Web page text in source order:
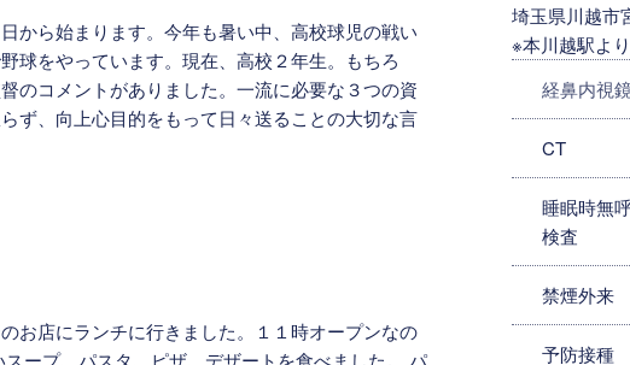
から始まります。今年も暑い中、高校球児の戦い
球をやっています。現在、高校２年生。もちろ
のコメントがありました。一流に必要な３つの資
ず、向上心目的をもって日々送ることの大切な言
お店にランチに行きました。１１時オープンなの
ープ、パスタ、ピザ、デザートを食べました。 パ
埼玉県川越市
※本川越駅よ
経鼻内視
CT
睡眠時無
検査
禁煙外来
予防接種